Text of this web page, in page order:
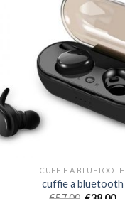
CUFFIE A BLUETOOTH
cuffie a bluetooth